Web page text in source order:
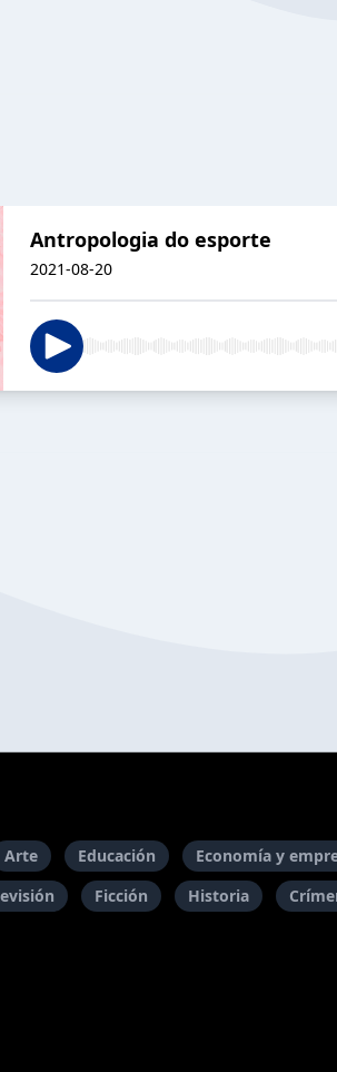
Antropologia do esporte
2021-08-20
Arte Educación Economía y
Ficción Historia